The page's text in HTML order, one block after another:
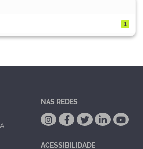
1
NAS REDES
ACESSIBILIDADE